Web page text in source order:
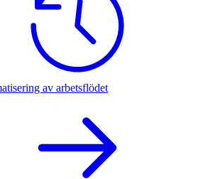
av arbetsflödet